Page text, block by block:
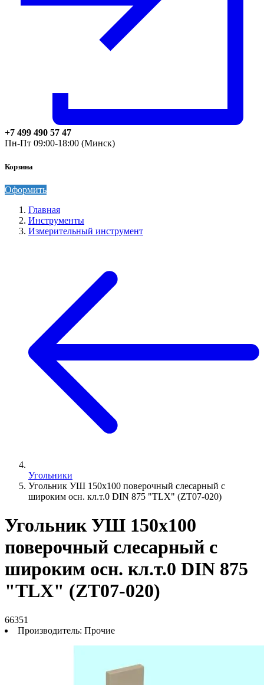
+7 499 490 57 47
Пн-Пт 09:00-18:00 (Минск)
Корзина
Оформить
Главная
Инструменты
Измерительный инструмент
Угольники
Угольник УШ 150х100 поверочный слесарный с
широким осн. кл.т.0 DIN 875 "TLX" (ZT07-020)
Угольник УШ 150х100
поверочный слесарный с
широким осн. кл.т.0 DIN 875
"TLX" (ZT07-020)
66351
Производитель: Прочие